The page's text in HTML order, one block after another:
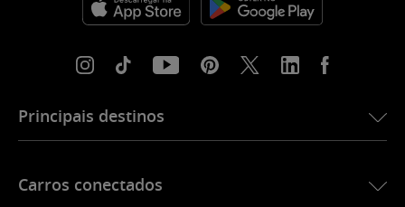
Principais destinos
eSIM para a Europa
Carros conectados